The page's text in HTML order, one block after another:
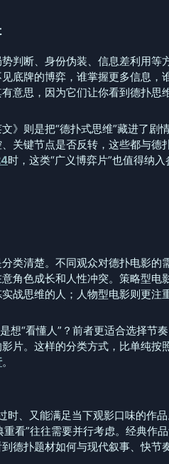
判断、身份伪装、信息差利用等
底牌的博弈，谁掌握更多信息，
意思，因为它们让你看到德扑思
》则是把“德扑式思维”藏进了剧
关键节点是否反转，这些都与德
时，这类“广义博弈片”也值得纳入
类清楚。不同观众对德扑电影的
角色成长和人性冲突。策略型电
战思维的人；人物型电影则更注
想“看懂人”？前者更适合选择节奏
片。这样的分类方式，比单纯按
。
时、又能满足当下观影口味的作
看”往往需要并行考虑。经典作
德扑题材如何与现代叙事、快节